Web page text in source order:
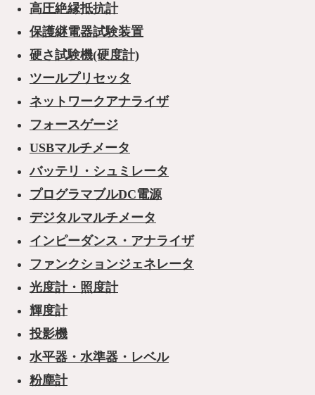
高圧絶縁抵抗計
保護継電器試験装置
硬さ試験機(硬度計)
ツールプリセッタ
ネットワークアナライザ
フォースゲージ
USBマルチメータ
バッテリ・シュミレータ
プログラマブルDC電源
デジタルマルチメータ
インピーダンス・アナライザ
ファンクションジェネレータ
光度計・照度計
輝度計
投影機
水平器・水準器・レベル
粉塵計